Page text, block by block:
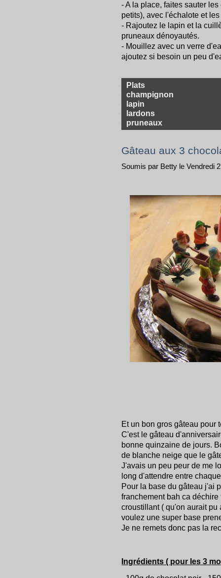
- A la place, faites sauter
petits), avec l'échalote et
- Rajoutez le lapin et la
pruneaux dénoyautés.
- Mouillez avec un verre
ajoutez si besoin un peu
Plats
champignon
lapin
lardons
pruneaux
Gâteau aux 3
Soumis par Betty le Vendredi
Et un bon gros gâteau pour
C'est le gâteau
bonne quinzaine de jours.
de blanche neige que le
J'avais un peu peur de me
long d'attendre entre
Pour la base du gâteau j'ai
franchement bah ca
croustillant ( qu'on aurait pu
voulez une super base
Je ne remets donc pas la
Ingrédients ( pour les 3